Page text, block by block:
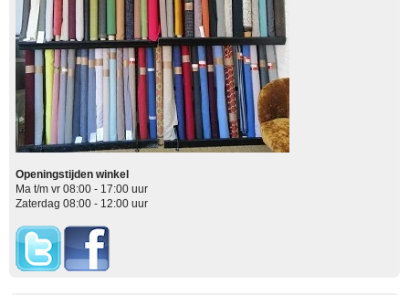
Openingstijden winkel
Ma t/m vr 08:00 - 17:00 uur
Zaterdag 08:00 - 12:00 uur